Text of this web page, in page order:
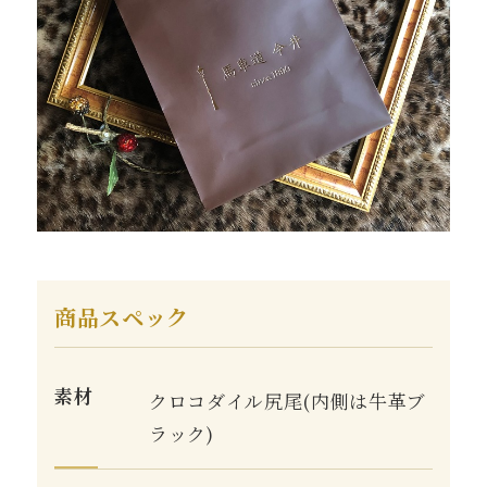
商品スペック
素材
クロコダイル尻尾(内側は牛革ブ
ラック)